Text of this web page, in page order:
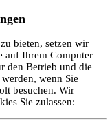
bieten, setzen wir
auf Ihrem Computer
den Betrieb und die
wenn Sie
besuchen. Wir
Sie zulassen: